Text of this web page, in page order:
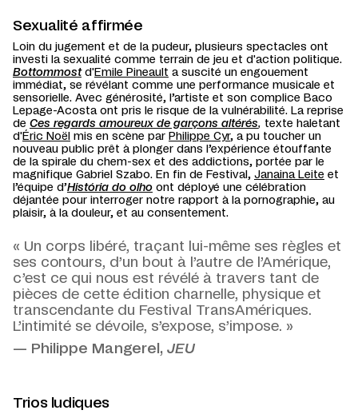
Sexualité affirmée
Loin du jugement et de la pudeur, plusieurs spectacles ont
investi la sexualité comme terrain de jeu et d'action politique.
Bottommostd'Emile Pineault a suscité un engouement
immédiat, se révélant comme une performance musicale et
sensorielle. Avec générosité, l’artiste et son complice Baco
Lepage-Acosta ont pris le risque de la vulnérabilité. La reprise
de Ces regards amoureux de garçons altérés, texte haletant
d'Éric Noël mis en scène par Philippe Cyr, a pu toucher un
nouveau public prêt à plonger dans l’expérience étouffante
de la spirale du chem-sex et des addictions, portée par le
magnifique Gabriel Szabo. En fin de Festival, Janaina Leite et
l’équipe d’História do olho ont déployé une célébration
déjantée pour interroger notre rapport à la pornographie, au
plaisir, à la douleur, et au consentement.
« Un corps libéré, traçant lui-même ses règles et
ses contours, d’un bout à l’autre de l’Amérique,
c’est ce qui nous est révélé à travers tant de
pièces de cette édition charnelle, physique et
transcendante du Festival TransAmériques.
L’intimité se dévoile, s’expose, s’impose. »
— Philippe Mangerel, JEU
Trios ludiques